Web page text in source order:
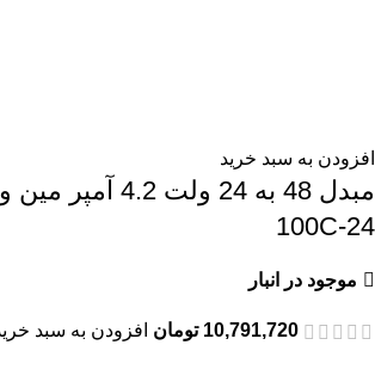
افزودن به سبد خرید
100C-24
موجود در انبار
10,791,720 تومان افزودن به سبد